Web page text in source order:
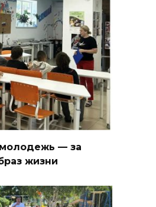
молодежь — за
жизни